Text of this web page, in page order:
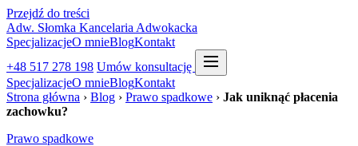
Przejdź do treści
Adw. Słomka Kancelaria Adwokacka
SpecjalizacjeO mnieBlogKontakt
+48 517 278 198 Umów konsultację
SpecjalizacjeO mnieBlogKontakt
Strona główna › Blog › Prawo spadkowe › Jak uniknąć płacenia
zachowku?
Prawo spadkowe